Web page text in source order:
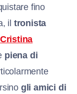
fino
il tronista
Cristina
piena di
gli amici di